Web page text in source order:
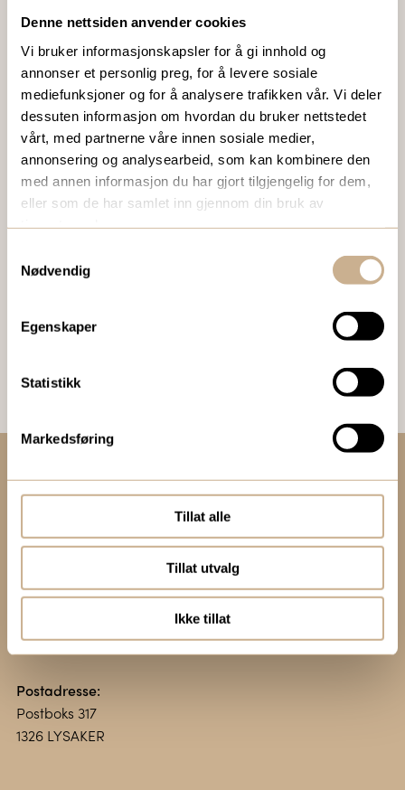
Denne nettsiden anvender cookies
Vi bruker informasjonskapsler for å gi innhold og
annonser et personlig preg, for å levere sosiale
mediefunksjoner og for å analysere trafikken vår. Vi deler
dessuten informasjon om hvordan du bruker nettstedet
vårt, med partnerne våre innen sosiale medier,
annonsering og analysearbeid, som kan kombinere den
med annen informasjon du har gjort tilgjengelig for dem,
eller som de har samlet inn gjennom din bruk av
Nødvendig
Egenskaper
Statistikk
Markedsføring
Tillat alle
Tillat utvalg
Ikke tillat
VIL DU VITE MER OM VÅRE PRODUKTER?
Ta kontakt med en av våre medarbeidere, eller send en e-
post til ortomedic@ortomedic.no
Ta kontakt
BESTILL VÅRT GRATIS KUNDEMAGASIN
med siste nytt innenfor ortopedi, traume, kirurgi, hospital
Kontakt oss:
ortomedic@ortomedic.no
Besøksadresse:
1366 LYSAKER
Postadresse:
Postboks 317
1326 LYSAKER